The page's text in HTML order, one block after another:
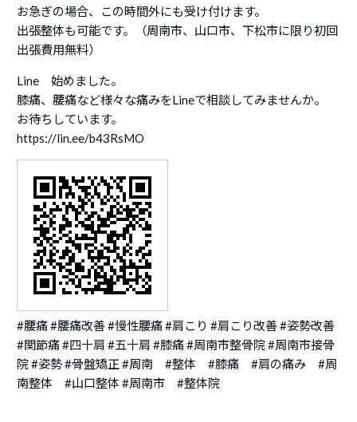
お急ぎの場合、この時間外にも受け付けます。
出張整体も可能です。（周南市、山口市、下松市に限り初回
出張費用無料）
Line 始めました。
膝痛、腰痛など様々な痛みをLineで相談してみませんか。
お待ちしています。
https://lin.ee/b43RsMO
#腰痛 #腰痛改善 #慢性腰痛 #肩こり #肩こり改善 #姿勢改善
#関節痛 #四十肩 #五十肩 #膝痛 #周南市整骨院 #周南市接骨
院 #姿勢 #骨盤矯正 #周南 #整体 #膝痛 #肩の痛み #周
南整体 #山口整体 #周南市 #整体院